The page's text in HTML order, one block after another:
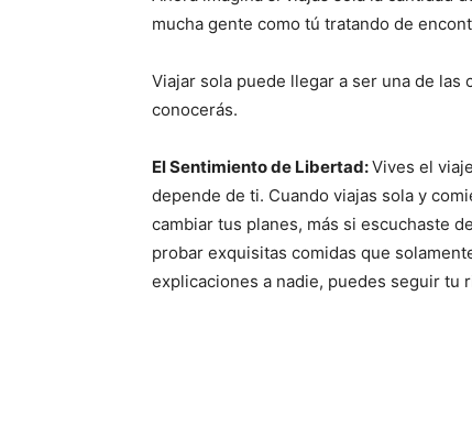
mucha gente como tú tratando de
Viajar sola puede llegar a ser una de
conocerás.
El Sentimiento de Libertad:Vives el
depende de ti. Cuando viajas sola y
cambiar tus planes, más si escuchaste
probar exquisitas comidas que
explicaciones a nadie, puedes seguir tu